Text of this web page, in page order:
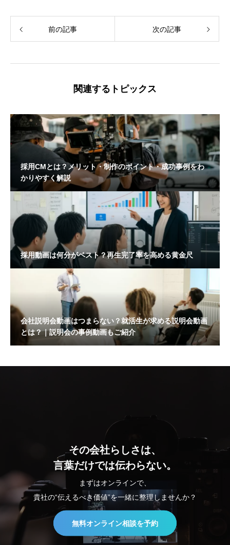
前の記事 次の記事
関連するトピックス
採用CMとは？メリット・制作のポイント・成功事例をわ
かりやすく解説
採用動画は何分がベスト？再生完了率を高める黄金尺
会社説明会動画はつまらない？就活生が求める説明会動画
とは？｜説明会の事例動画もご紹介
その会社らしさは、
言葉だけでは伝わらない。
まずはオンラインで、
貴社の“伝えるべき価値”を一緒に整理しませんか？
無料オンライン相談を予約